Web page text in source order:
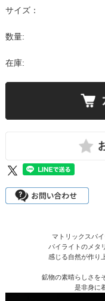
サイズ：
数量:
在庫:
マトリックスパ
パイライトのメタ
感じる自然が作り
鉱物の素晴らしさを
是非身に